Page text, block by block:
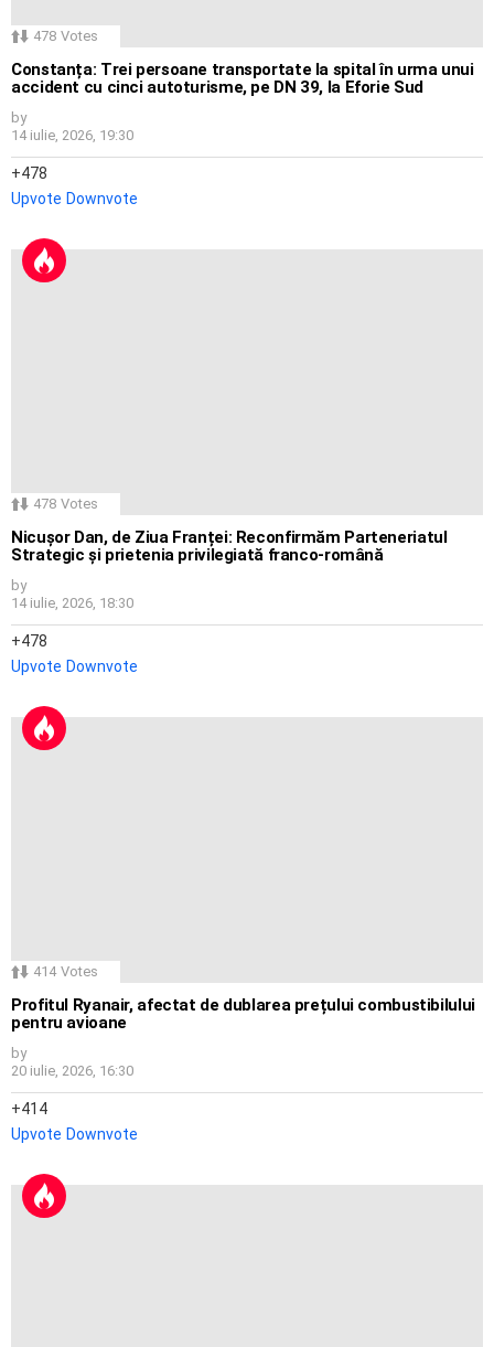
478 Votes
Constanța: Trei persoane transportate la spital în urma unui
accident cu cinci autoturisme, pe DN 39, la Eforie Sud
by
14 iulie, 2026, 19:30
478
Upvote Downvote
478 Votes
Nicușor Dan, de Ziua Franței: Reconfirmăm Parteneriatul
Strategic și prietenia privilegiată franco-română
by
14 iulie, 2026, 18:30
478
Upvote Downvote
414 Votes
Profitul Ryanair, afectat de dublarea prețului combustibilului
pentru avioane
by
20 iulie, 2026, 16:30
414
Upvote Downvote